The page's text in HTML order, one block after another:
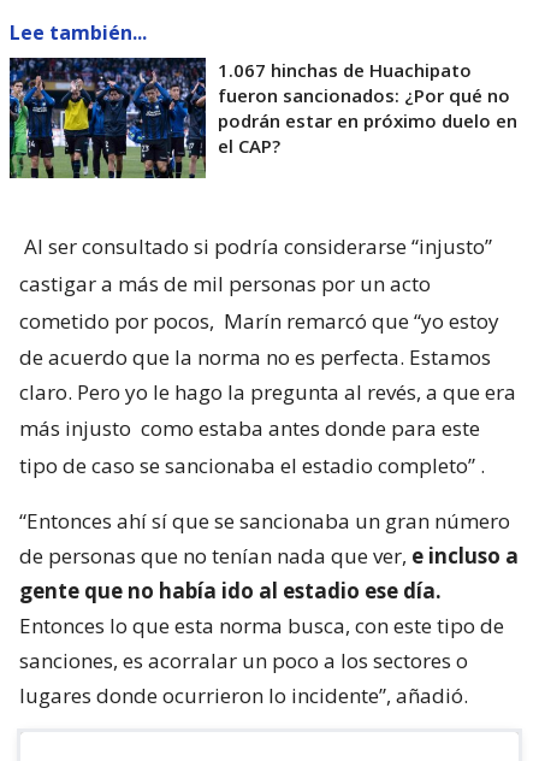
Lee también...
1.067 hinchas de Huachipato
fueron sancionados: ¿Por qué no
podrán estar en próximo duelo en
el CAP?
Al ser consultado si podría considerarse “injusto”
castigar a más de mil personas por un acto
cometido por pocos, Marín remarcó que “yo estoy
de acuerdo que la norma no es perfecta. Estamos
claro. Pero yo le hago la pregunta al revés, a que era
más injusto como estaba antes donde para este
tipo de caso se sancionaba el estadio completo” .
“Entonces ahí sí que se sancionaba un gran número
de personas que no tenían nada que ver, e incluso a
gente que no había ido al estadio ese día.
Entonces lo que esta norma busca, con este tipo de
sanciones, es acorralar un poco a los sectores o
lugares donde ocurrieron lo incidente”, añadió.